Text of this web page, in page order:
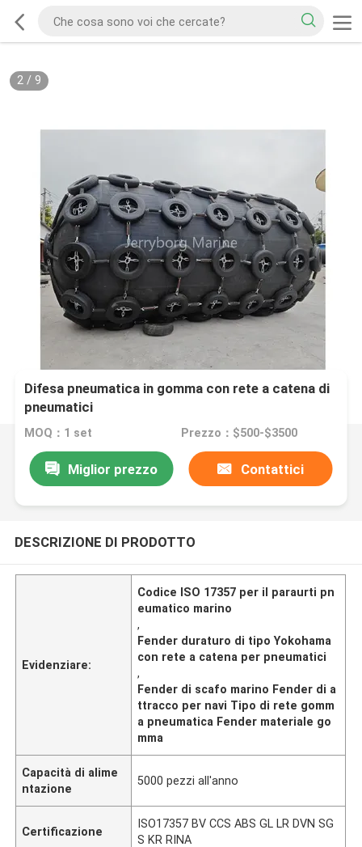
2/ 9
Difesa pneumatica in gomma con rete a catena di
pneumatici
MOQ：1 set Prezzo：$500-$3500
Miglior prezzo Contattici
DESCRIZIONE DI PRODOTTO
Evidenziare:
Codice ISO 17357 per il paraurti pn
eumatico marino
,
Fender duraturo di tipo Yokohama
con rete a catena per pneumatici
,
Fender di scafo marino Fender di a
ttracco per navi Tipo di rete gomm
a pneumatica Fender materiale go
mma
Capacità di alime
ntazione
5000 pezzi all'anno
Certificazione
ISO17357 BV CCS ABS GL LR DVN SG
S KR RINA